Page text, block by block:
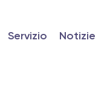
Servizio Notizie